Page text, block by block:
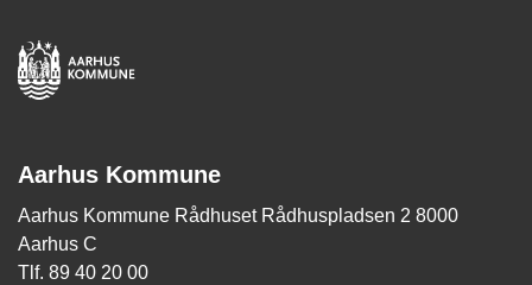
Aarhus Kommune
Aarhus Kommune Rådhuset Rådhuspladsen 2 8000
Aarhus C
Tlf. 89 40 20 00